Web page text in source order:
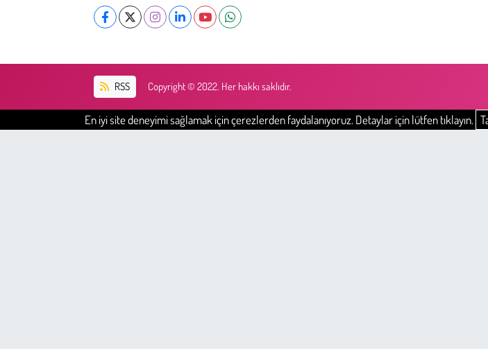
RSS Copyright © 2022. Her hakkı saklıdır.
En iyi site deneyimi sağlamak için çerezlerden faydalanıyoruz. Detaylar için lütfen tıklayın.